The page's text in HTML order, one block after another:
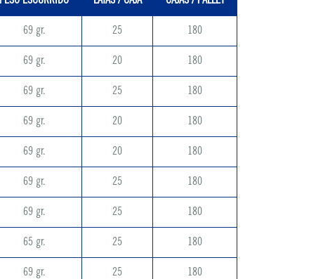
69 gr. 25 180
69 gr. 20 180
69 gr. 25 180
69 gr. 20 180
69 gr. 20 180
69 gr. 25 180
69 gr. 25 180
65 gr. 25 180
69 gr. 25 180